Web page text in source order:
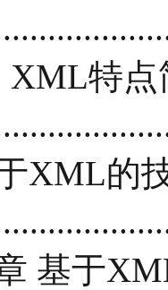
XML特点
XML的
基于